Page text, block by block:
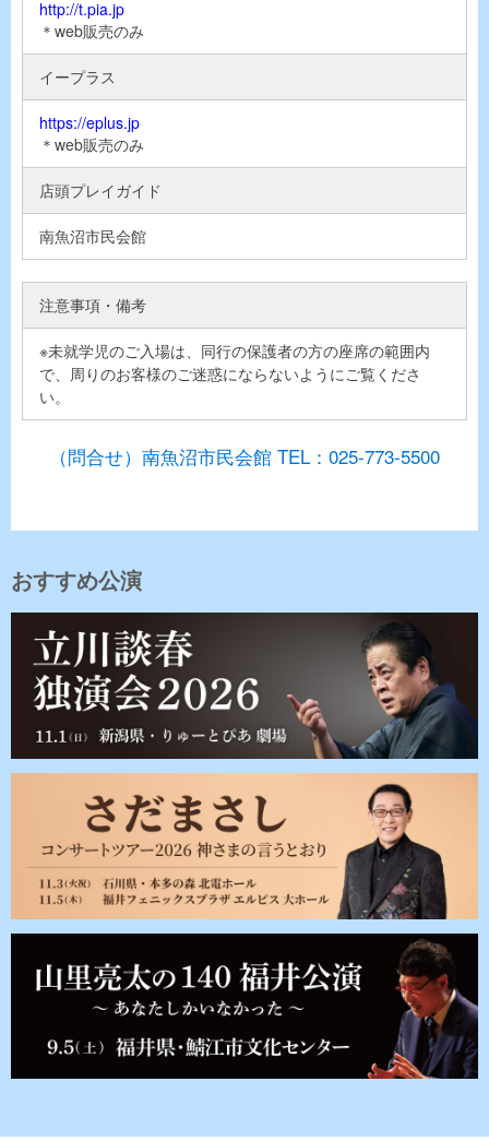
http://t.pia.jp
＊web販売のみ
イープラス
https://eplus.jp
＊web販売のみ
店頭プレイガイド
南魚沼市民会館
注意事項・備考
※未就学児のご入場は、同行の保護者の方の座席の範囲内
で、周りのお客様のご迷惑にならないようにご覧くださ
い。
（問合せ）南魚沼市民会館 TEL：025-773-5500
おすすめ公演